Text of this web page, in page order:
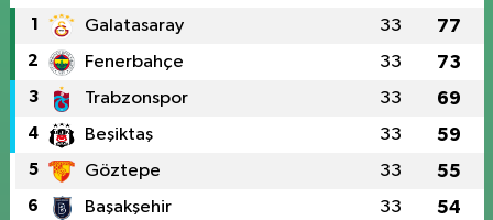
1 Galatasaray 33 77
2 Fenerbahçe 33 73
3 Trabzonspor 33 69
4 Beşiktaş 33 59
5 Göztepe 33 55
6 Başakşehir 33 54